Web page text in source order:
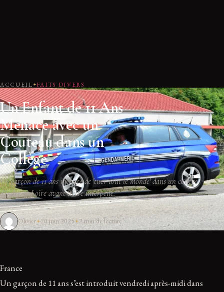
ACCUEIL FAITS DIVERS
Un Enfant de 11 Ans
Menace avec un
Couteau dans un
Collège
Un garçon de 11 ans menace de 'tuer tout le monde' dans un collège
d'Indre-et-Loire avant d'être interpellé.
Olivier 20 juin 2025 2 min de lecture
France
Un garçon de 11 ans s’est introduit vendredi après-midi dans